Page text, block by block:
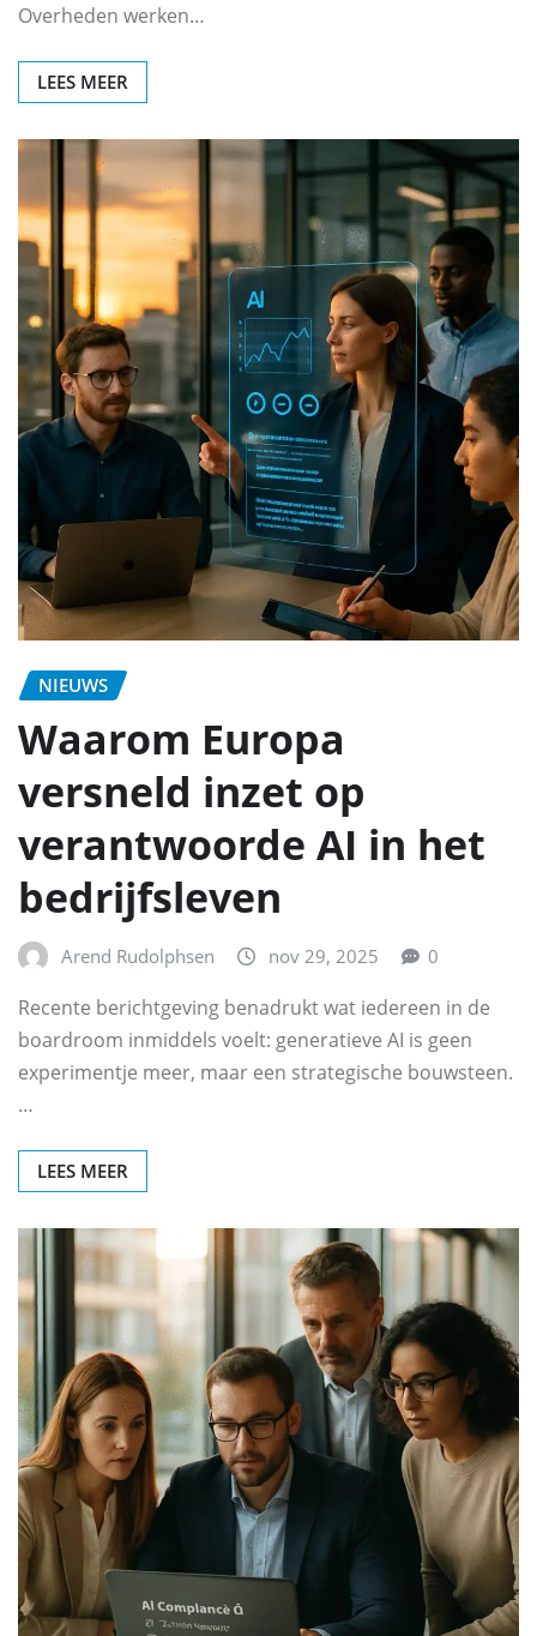
Overheden werken…
LEES MEER
NIEUWS
Waarom Europa
versneld inzet op
verantwoorde AI in het
bedrijfsleven
Arend Rudolphsen nov 29, 2025 0
Recente berichtgeving benadrukt wat iedereen in de
boardroom inmiddels voelt: generatieve AI is geen
experimentje meer, maar een strategische bouwsteen.
…
LEES MEER